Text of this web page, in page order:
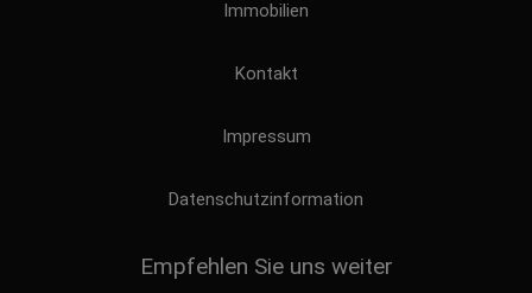
Immobilien
Kontakt
Impressum
Datenschutzinformation
Empfehlen Sie uns weiter